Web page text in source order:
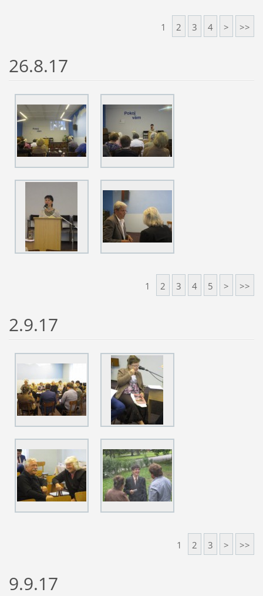
1 2 3 4 > >>
26.8.17
1 2 3 4 5 > >>
2.9.17
1 2 3 > >>
9.9.17